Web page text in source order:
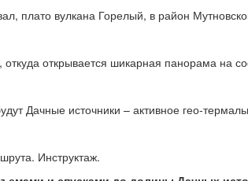
плато вулкана Горелый, в район
открывается шикарная панорама на
Дачные источники – активное гео-
Инструктаж.